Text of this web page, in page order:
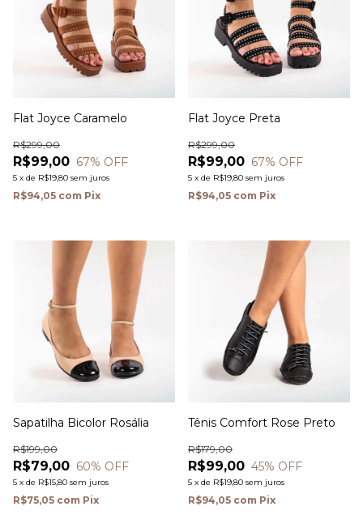
Flat Joyce Caramelo
R$99,00
R$299,00
67% OFF
5 x de R$19,80 sem juros
R$94,05 com Pix
Flat Joyce Preta
R$99,00
R$299,00
67% OFF
5 x de R$19,80 sem juros
R$94,05 com Pix
Sapatilha Bicolor Rosália
R$79,00
R$199,00
60% OFF
5 x de R$15,80 sem juros
R$75,05 com Pix
Tênis Comfort Rose Preto
R$99,00
R$179,00
45% OFF
5 x de R$19,80 sem juros
R$94,05 com Pix